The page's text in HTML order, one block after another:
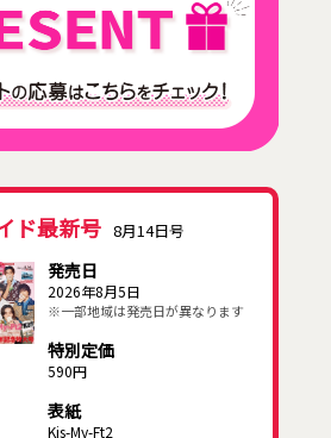
ド最新号 8月14日号
発売日
2026年8月5日
※一部地域は発売日が異なります
特別定価
590円
表紙
Kis-My-Ft2